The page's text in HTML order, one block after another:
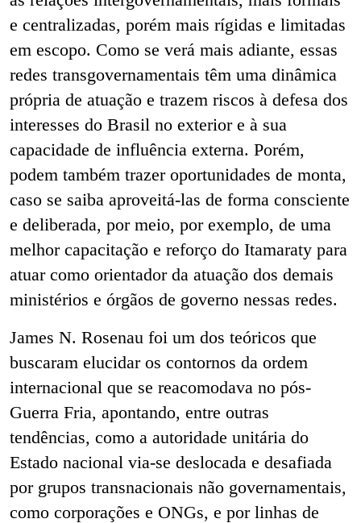
e centralizadas, porém mais rígidas e limitadas
em escopo. Como se verá mais adiante, essas
redes transgovernamentais têm uma dinâmica
própria de atuação e trazem riscos à defesa dos
interesses do Brasil no exterior e à sua
capacidade de influência externa. Porém,
podem também trazer oportunidades de monta,
caso se saiba aproveitá-las de forma consciente
e deliberada, por meio, por exemplo, de uma
melhor capacitação e reforço do Itamaraty para
atuar como orientador da atuação dos demais
ministérios e órgãos de governo nessas redes.
James N. Rosenau foi um dos teóricos que
buscaram elucidar os contornos da ordem
internacional que se reacomodava no pós-
Guerra Fria, apontando, entre outras
tendências, como a autoridade unitária do
Estado nacional via-se deslocada e desafiada
por grupos transnacionais não governamentais,
como corporações e ONGs, e por linhas de